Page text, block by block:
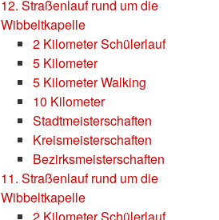
12. Straßenlauf rund um die
Wibbeltkapelle
2 Kilometer Schülerlauf
5 Kilometer
5 Kilometer Walking
10 Kilometer
Stadtmeisterschaften
Kreismeisterschaften
Bezirksmeisterschaften
11. Straßenlauf rund um die
Wibbeltkapelle